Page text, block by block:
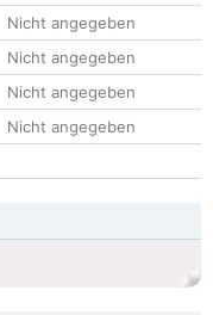
Nicht angegeben
Nicht angegeben
Nicht angegeben
Nicht angegeben